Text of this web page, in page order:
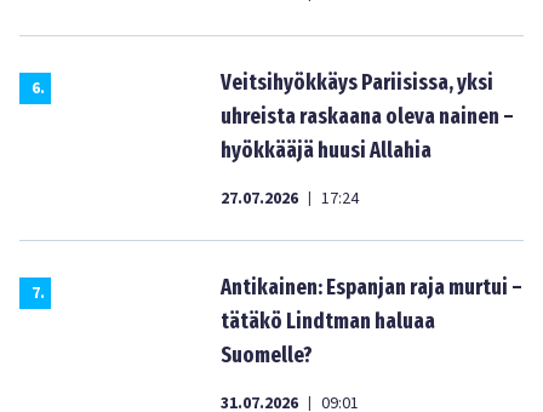
6.
Veitsihyökkäys Pariisissa, yksi
uhreista raskaana oleva nainen –
hyökkääjä huusi Allahia
27.07.2026 | 17:24
7.
Antikainen: Espanjan raja murtui –
tätäkö Lindtman haluaa
Suomelle?
31.07.2026 | 09:01